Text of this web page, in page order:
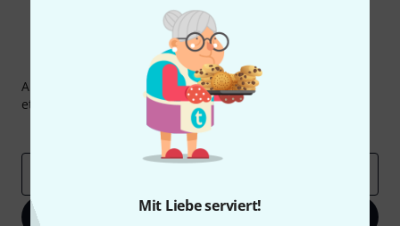
Mit Liebe serviert!
Thomann Newsletter
Abonniere den Thomann Newsletter und gewinne mit
etwas Glück einen von50 Gutscheinen
Inspirierende Beiträge
Deals
Jetzt anmelden